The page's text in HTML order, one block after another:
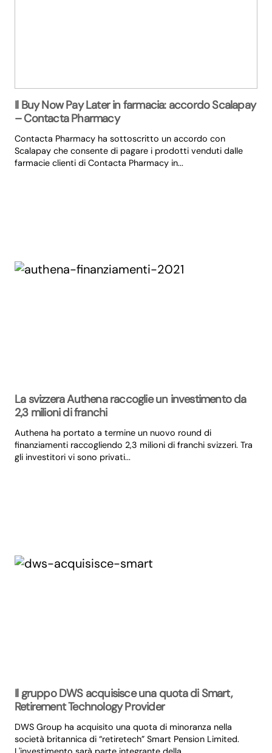
Il Buy Now Pay Later in farmacia: accordo Scalapay
– Contacta Pharmacy
Contacta Pharmacy ha sottoscritto un accordo con
Scalapay che consente di pagare i prodotti venduti dalle
farmacie clienti di Contacta Pharmacy in...
La svizzera Authena raccoglie un investimento da
2,3 milioni di franchi
Authena ha portato a termine un nuovo round di
finanziamenti raccogliendo 2,3 milioni di franchi svizzeri. Tra
gli investitori vi sono privati...
Il gruppo DWS acquisisce una quota di Smart,
Retirement Technology Provider
DWS Group ha acquisito una quota di minoranza nella
società britannica di “retiretech” Smart Pension Limited.